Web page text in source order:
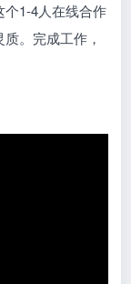
1-4人在线合作
。完成工作，